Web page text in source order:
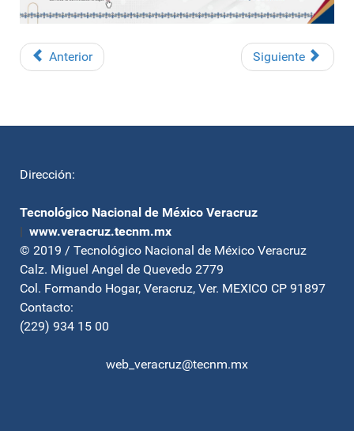
Anterior Siguiente
Dirección:
Tecnológico Nacional de México Veracruz
| www.veracruz.tecnm.mx
© 2019 / Tecnológico Nacional de México Veracruz
Calz. Miguel Angel de Quevedo 2779
Col. Formando Hogar, Veracruz, Ver. MEXICO CP 91897
Contacto:
(229) 934 15 00
web_veracruz@tecnm.mx